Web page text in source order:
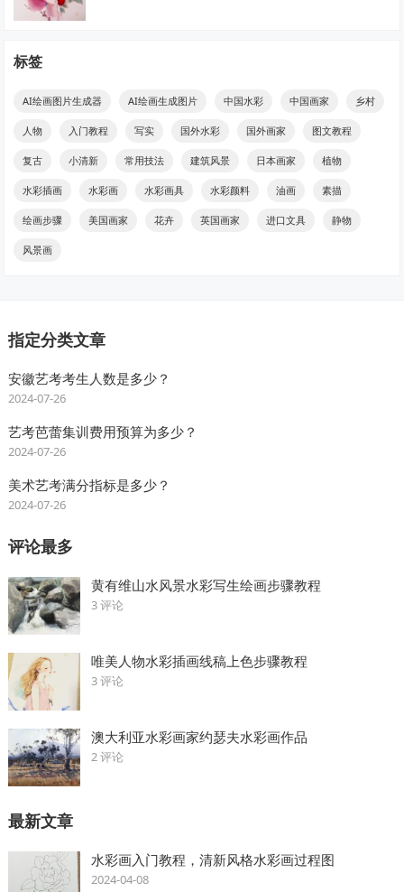
标签
AI绘画图片生成器 AI绘画生成图片 中国水彩 中国画家 乡村
人物 入门教程 写实 国外水彩 国外画家 图文教程
复古 小清新 常用技法 建筑风景 日本画家 植物
水彩插画 水彩画 水彩画具 水彩颜料 油画 素描
绘画步骤 美国画家 花卉 英国画家 进口文具 静物
风景画
指定分类文章
安徽艺考考生人数是多少？
2024-07-26
艺考芭蕾集训费用预算为多少？
2024-07-26
美术艺考满分指标是多少？
2024-07-26
评论最多
黄有维山水风景水彩写生绘画步骤教程
3 评论
唯美人物水彩插画线稿上色步骤教程
3 评论
澳大利亚水彩画家约瑟夫水彩画作品
2 评论
最新文章
水彩画入门教程，清新风格水彩画过程图
2024-04-08